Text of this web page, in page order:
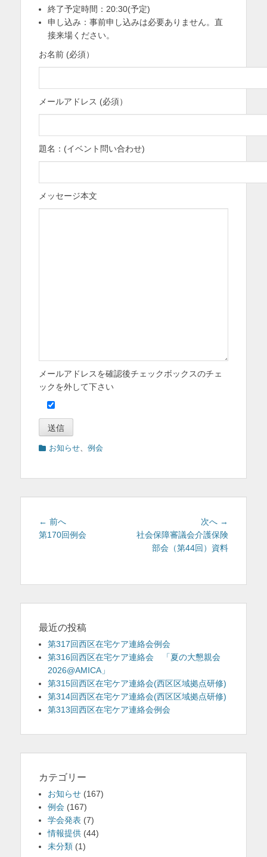
終了予定時間：20:30(予定)
申し込み：事前申し込みは必要ありません。直
接来場ください。
お名前 (必須）
メールアドレス (必須）
題名：(イベント問い合わせ)
メッセージ本文
メールアドレスを確認後チェックボックスのチェ
ックを外して下さい
カ お知らせ 例会
投
稿
シ
ョ
ン
← 前へ
の
第170回例会
次へ →
の
投
社会保障審議会介護保険
部会（第44回）資料
最近の投稿
第317回西区在宅ケア連絡会例会
第316回西区在宅ケア連絡会 「夏の大懇親会
2026@AMICA」
第315回西区在宅ケア連絡会(西区区域拠点研修)
第314回西区在宅ケア連絡会(西区区域拠点研修)
第313回西区在宅ケア連絡会例会
カテゴリー
お知らせ (167)
例会 (167)
学会発表 (7)
情報提供 (44)
未分類 (1)